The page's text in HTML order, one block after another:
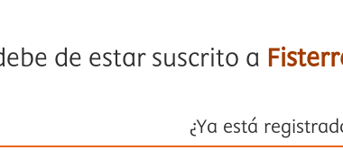
de estar suscrito a
¿Ya está